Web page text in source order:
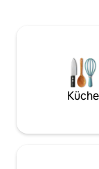
Unterkunft
ruhigen,
perfekt für
Remote- Küche